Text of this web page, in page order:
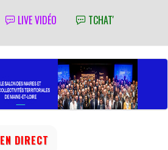
LIVE VIDÉO TCHAT'
EN DIRECT